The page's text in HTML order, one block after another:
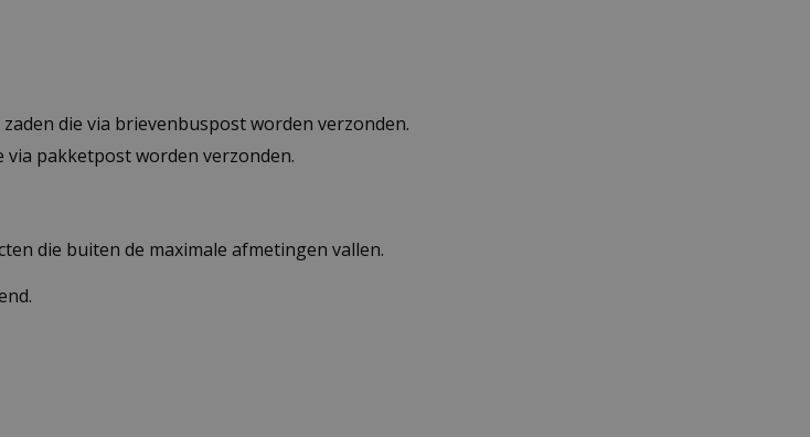
die via brievenbuspost worden verzonden.
via pakketpost worden verzonden.
die buiten de maximale afmetingen vallen.